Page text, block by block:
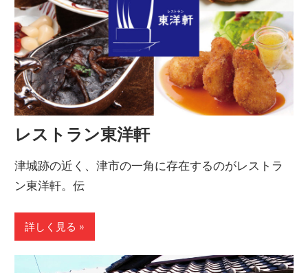
レストラン東洋軒
津城跡の近く、津市の一角に存在するのがレストラ
ン東洋軒。伝
詳しく見る